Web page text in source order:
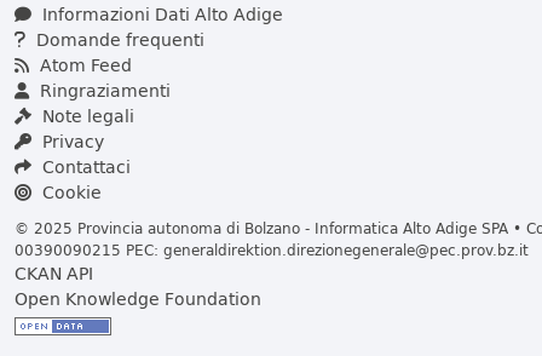
Informazioni Dati Alto Adige
Domande frequenti
Atom Feed
Ringraziamenti
Note legali
Privacy
Contattaci
Cookie
© 2025 Provincia autonoma di Bolzano - Informatica Alto Adige SPA •
00390090215 PEC: generaldirektion.direzionegenerale@pec.prov.bz.it
CKAN API
Open Knowledge Foundation